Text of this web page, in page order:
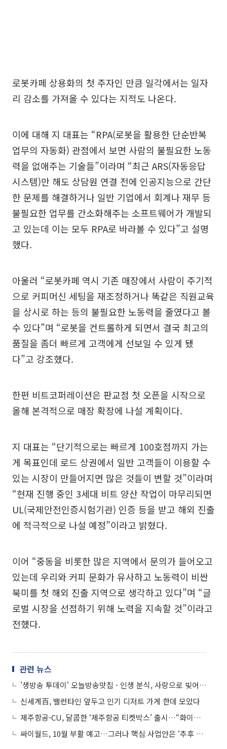
로봇카페 상용화의 첫 주자인 만큼 일각에서는 일자
리 감소를 가져올 수 있다는 지적도 나온다.
이에 대해 지 대표는 “RPA(로봇을 활용한 단순반복
업무의 자동화) 관점에서 보면 사람의 불필요한 노동
력을 없애주는 기술들”이라며 “최근 ARS(자동응답
시스템)만 해도 상담원 연결 전에 인공지능으로 간단
한 문제를 해결하거나 일반 기업에서 회계나 재무 등
불필요한 업무를 간소화해주는 소프트웨어가 개발되
고 있는데 이는 모두 RPA로 바라볼 수 있다”고 설명
했다.
아울러 “로봇카페 역시 기존 매장에서 사람이 주기적
으로 커피머신 세팅을 재조정하거나 똑같은 직원교육
을 상시로 하는 등의 불필요한 노동력을 줄였다고 볼
수 있다”며 “로봇을 컨트롤하게 되면서 결국 최고의
품질을 좀더 빠르게 고객에게 선보일 수 있게 됐
다”고 강조했다.
한편 비트코퍼레이션은 판교점 첫 오픈을 시작으로
올해 본격적으로 매장 확장에 나설 계획이다.
지 대표는 “단기적으로는 빠르게 100호점까지 가는
게 목표인데 로드 상권에서 일반 고객들이 이용할 수
있는 시장이 만들어지면 많은 것들이 변할 것”이라며
“현재 진행 중인 3세대 비트 양산 작업이 마무리되면
UL(국제안전인증시험기관) 인증 등을 받고 해외 진출
에 적극적으로 나설 예정”이라고 밝혔다.
이어 “중동을 비롯한 많은 지역에서 문의가 들어오고
있는데 우리와 커피 문화가 유사하고 노동력이 비싼
북미를 첫 해외 진출 지역으로 생각하고 있다”며 “글
로벌 시장을 선점하기 위해 노력을 지속할 것”이라고
전했다.
관련 뉴스
'생방송 투데이' 오늘방송맛집 - 인생 분식, 사랑으로 빚어낸 달콤한 행복 호떡 맛집 '아○○○○'…인기 비결은?
신세계百, 밸런타인 앞두고 인기 디저트 가게 한데 모았다
제주항공-CU, 달콤한 ‘제주항공 티켓박스’ 출시…“화이트데이에는 항공티켓”
싸이월드, 10월 부활 예고…그러나 핵심 사업안은 ‘추후 공개’